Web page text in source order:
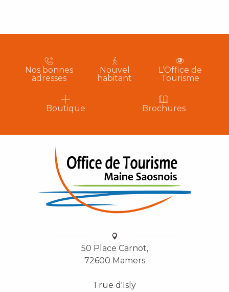
Nos bonnes
adresses
Nouvel
habitant
L’Office de
Tourisme
Boutique Brochures
50 Place Carnot,
72600 Mamers
1 rue d'Isly